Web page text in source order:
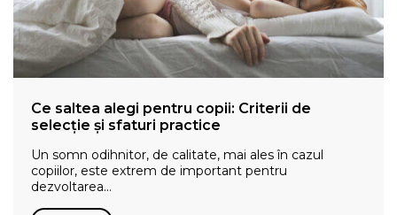
Ce saltea alegi pentru copii: Criterii de
selecție și sfaturi practice
Un somn odihnitor, de calitate, mai ales în cazul
copiilor, este extrem de important pentru
dezvoltarea…